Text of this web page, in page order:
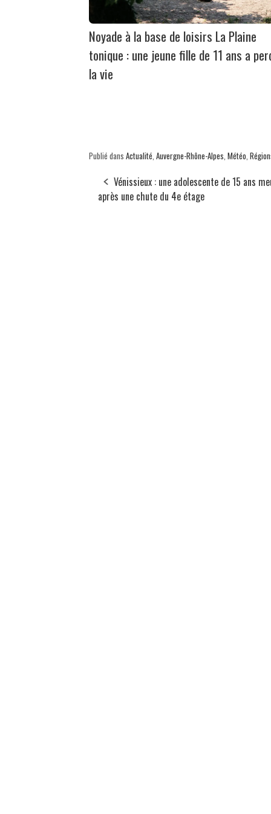
Noyade à la base de loisirs La Plaine
tonique : une jeune fille de 11 ans a
la vie
Publié dans Actualité, Auvergne-Rhône-Alpes, Météo,
Vénissieux : une adolescente de 15 ans
après une chute du 4e étage